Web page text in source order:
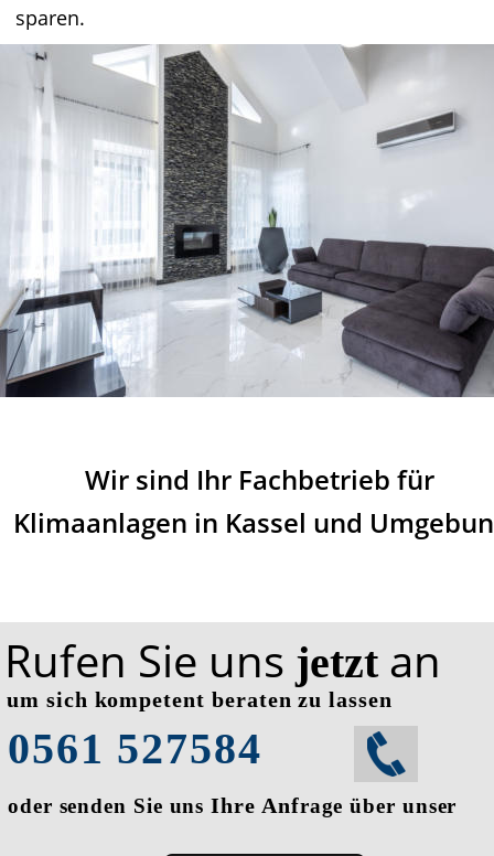
sparen.
Wir sind Ihr Fachbetrieb für
Klimaanlagen in Kassel und
Rufen Sie uns jetzt an
um sich kompetent beraten zu lassen
0561 527584
oder senden Sie uns Ihre Anfrage über unser